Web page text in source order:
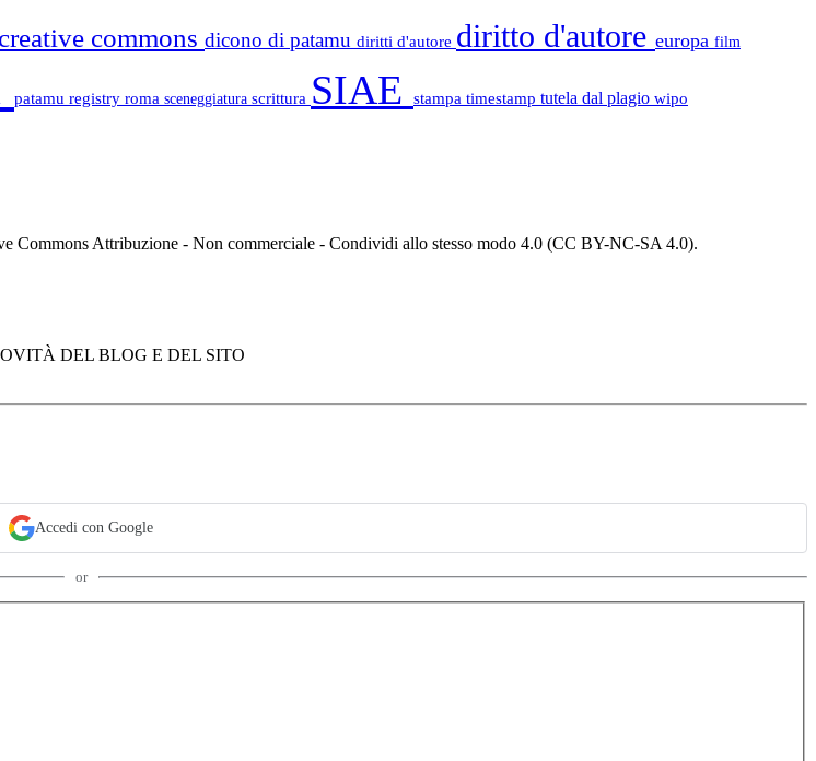
creative commons dicono di patamu diritti d'autore diritto d'autore europa film
patamu registry roma sceneggiatura scrittura SIAE stampa timestamp tutela dal plagio wipo
Commons Attribuzione - Non commerciale - Condividi allo stesso modo 4.0 (CC BY-NC-SA 4.0).
DEL BLOG E DEL SITO
Accedi con Google
or